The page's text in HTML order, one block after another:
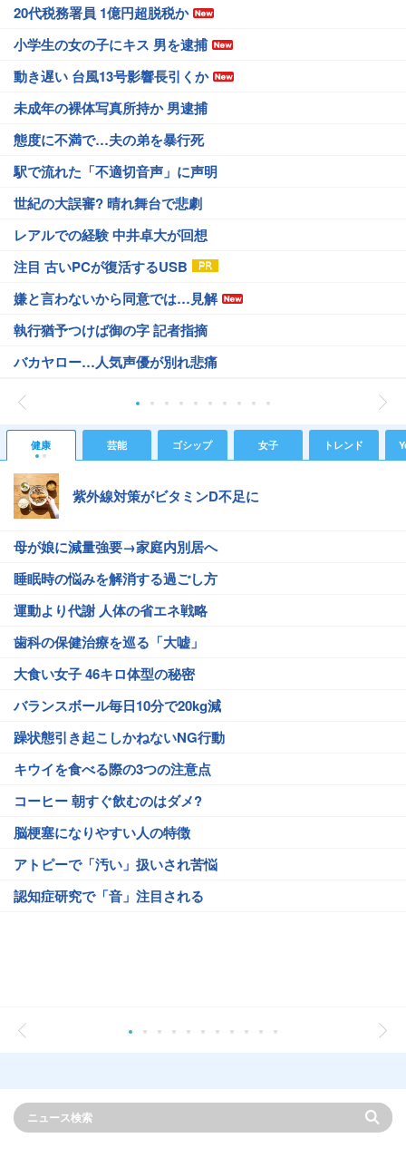
20代税務署員 1億円超脱税か
小学生の女の子にキス 男を逮捕
動き遅い 台風13号影響長引くか
未成年の裸体写真所持か 男逮捕
態度に不満で…夫の弟を暴行死
駅で流れた「不適切音声」に声明
世紀の大誤審? 晴れ舞台で悲劇
レアルでの経験 中井卓大が回想
注目 古いPCが復活するUSB
嫌と言わないから同意では…見解
執行猶予つけば御の字 記者指摘
バカヤロー…人気声優が別れ悲痛
健康 芸能 ゴシップ 女子 トレンド
紫外線対策がビタミンD不足に
母が娘に減量強要→家庭内別居へ
睡眠時の悩みを解消する過ごし方
運動より代謝 人体の省エネ戦略
歯科の保健治療を巡る「大嘘」
大食い女子 46キロ体型の秘密
バランスボール毎日10分で20kg減
躁状態引き起こしかねないNG行動
キウイを食べる際の3つの注意点
コーヒー 朝すぐ飲むのはダメ?
脳梗塞になりやすい人の特徴
アトピーで「汚い」扱いされ苦悩
認知症研究で「音」注目される